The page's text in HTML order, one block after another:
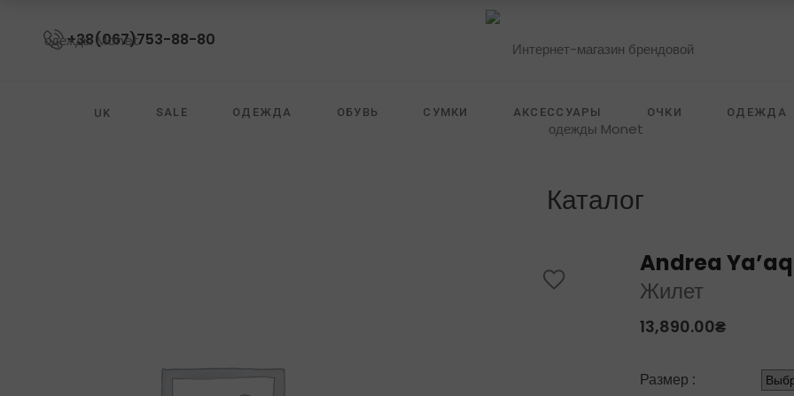
+38(067)753-88-80
UK SALE ОДЕЖДА ОБУВЬ СУМКИ АКСЕССУАРЫ ОЧКИ ОДЕЖДА
Каталог
Andrea
Жилет
13,890.00₴
Размер :